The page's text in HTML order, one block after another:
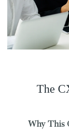
The
Why This